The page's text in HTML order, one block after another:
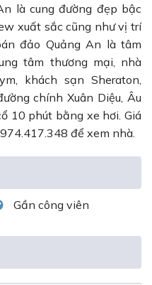
là cung đường đẹp bậc
xuất sắc cũng như vị trí
đảo Quảng An là tâm
tâm thương mại, nhà
khách sạn Sheraton,
chính Xuân Diệu, Âu
10 phút bằng xe hơi. Giá
để xem nhà.
Gần công viên